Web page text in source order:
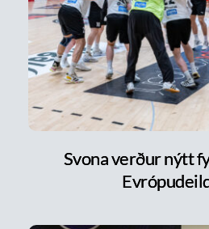
Svona verður nýtt